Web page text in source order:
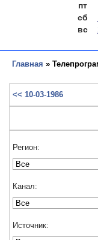
пт
сб
вс
Главная »
<< 10-03-1986
Регион:
Канал:
Источник: